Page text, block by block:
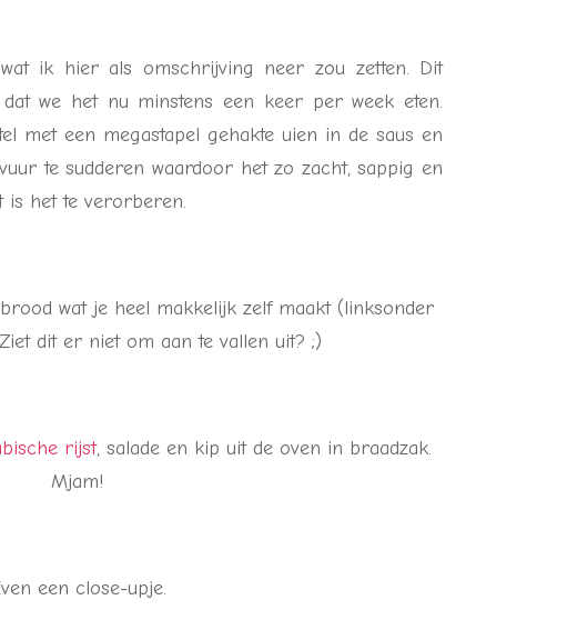
ik hier als omschrijving neer zou zetten. Dit
we het nu minstens een keer per week eten.
met een megastapel gehakte uien in de saus en
te sudderen waardoor het zo zacht, sappig en
is het te verorberen.
wat je heel makkelijk zelf maakt (linksonder
dit er niet om aan te vallen uit? ;)
rijst, salade en kip uit de oven in braadzak.
Mjam!
een close-upje.